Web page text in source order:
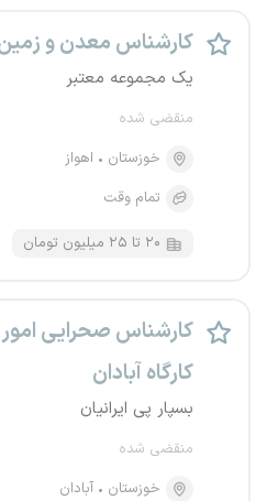
کارشناس معدن و
یک مجموعه معتبر
منقضی شده
خوزستان
اهواز
تمام وقت
۲۰ تا ۲۵ میلیون تومان
کارشناس صحرایی
کارگاه آبادان
بسپار پی ایرانیان
منقضی شده
خوزستان
آبادان